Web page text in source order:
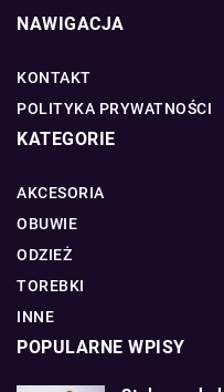
NAWIGACJA
KONTAKT
POLITYKA PRYWATNOŚCI
KATEGORIE
AKCESORIA
OBUWIE
ODZIEŻ
TOREBKI
INNE
POPULARNE WPISY